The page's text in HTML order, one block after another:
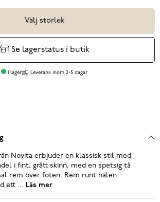
Välj storlek
Se lagerstatus i butik
I lager Leverans inom 2-5 dagar
Novita erbjuder en klassisk stil med
i fint, grått skinn, med en spetsig tå
rem över foten. Rem runt hälen
ett ... Läs mer